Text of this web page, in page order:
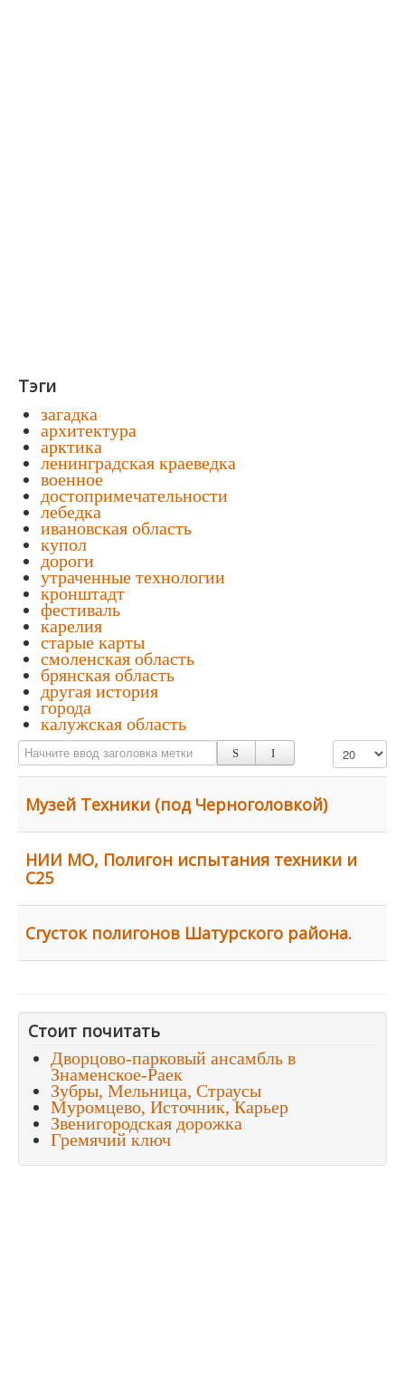
Тэги
загадка
архитектура
арктика
ленинградская краеведка
военное
достопримечательности
лебедка
ивановская область
купол
дороги
утраченные технологии
кронштадт
фестиваль
карелия
старые карты
смоленская область
брянская область
другая история
города
калужская область
Начните ввод заголовка метки Кол-во строк:
Музей Техники (под Черноголовкой)
НИИ МО, Полигон испытания техники и
С25
Сгусток полигонов Шатурского района.
Стоит почитать
Дворцово-парковый ансамбль в
Знаменское-Раек
Зубры, Мельница, Страусы
Муромцево, Источник, Карьер
Звенигородская дорожка
Гремячий ключ